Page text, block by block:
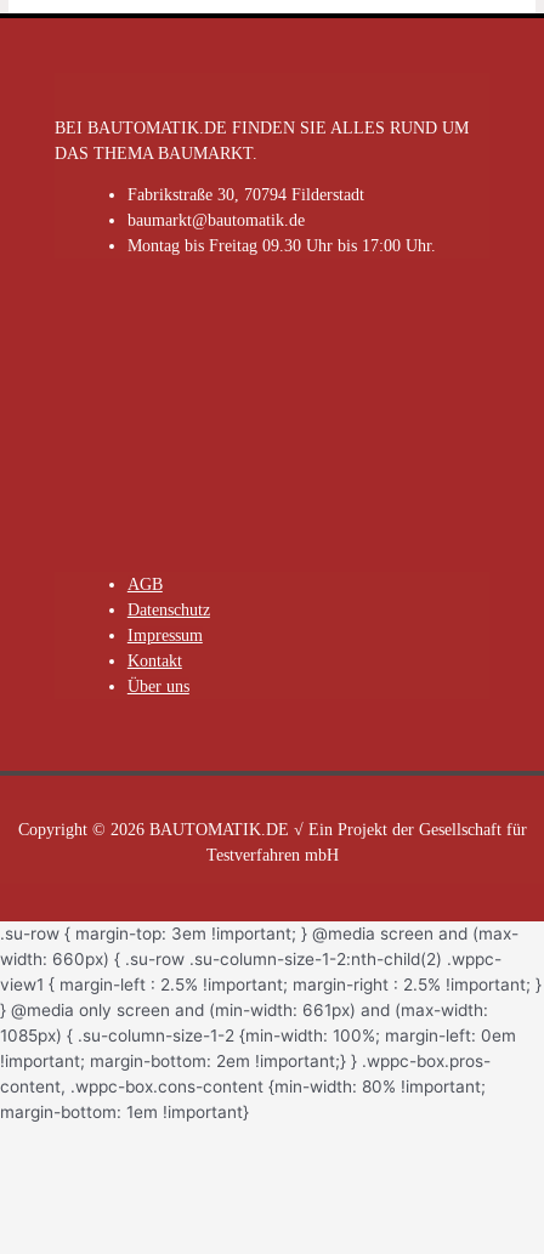
BEI BAUTOMATIK.DE FINDEN SIE ALLES RUND UM
DAS THEMA BAUMARKT.
Fabrikstraße 30, 70794 Filderstadt
baumarkt@bautomatik.de
Montag bis Freitag 09.30 Uhr bis 17:00 Uhr.
AGB
Datenschutz
Impressum
Kontakt
Über uns
Copyright © 2026 BAUTOMATIK.DE √ Ein Projekt der Gesellschaft für
Testverfahren mbH
.su-row { margin-top: 3em !important; } @media screen and (max-
width: 660px) { .su-row .su-column-size-1-2:nth-child(2) .wppc-
view1 { margin-left : 2.5% !important; margin-right : 2.5% !important; }
} @media only screen and (min-width: 661px) and (max-width:
1085px) { .su-column-size-1-2 {min-width: 100%; margin-left: 0em
!important; margin-bottom: 2em !important;} } .wppc-box.pros-
content, .wppc-box.cons-content {min-width: 80% !important;
margin-bottom: 1em !important}